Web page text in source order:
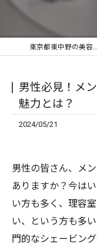
東京都東中野の美容室ならmahoroba
男性必見！メ
魅力とは？
2024/05/21
男性の皆さん、メ
ありますか？今は
い方も多く、理容
い、という方も多
門的なシェービン